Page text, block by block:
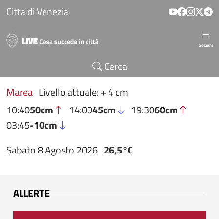
Salta al contenuto principale
Citta di Venezia
Sezioni
Cerca
Marea Livello attuale: + 4 cm
10:4050cm 14:0045cm 19:3060cm
03:45-10cm
Sabato 8 Agosto 2026 26,5°C
ALLERTE